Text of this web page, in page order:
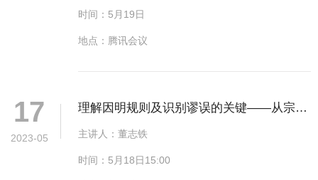
时间：5月19日
地点：腾讯会议
17
2023-05
理解因明规则及识别谬误的关键——从宗的
构成看
主讲人：董志铁
时间：5月18日15:00